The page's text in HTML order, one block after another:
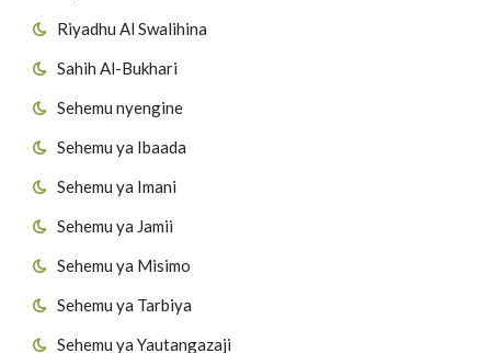
Riyadhu Al Swalihina
Sahih Al-Bukhari
Sehemu nyengine
Sehemu ya Ibaada
Sehemu ya Imani
Sehemu ya Jamii
Sehemu ya Misimo
Sehemu ya Tarbiya
Sehemu ya Yautangazaji